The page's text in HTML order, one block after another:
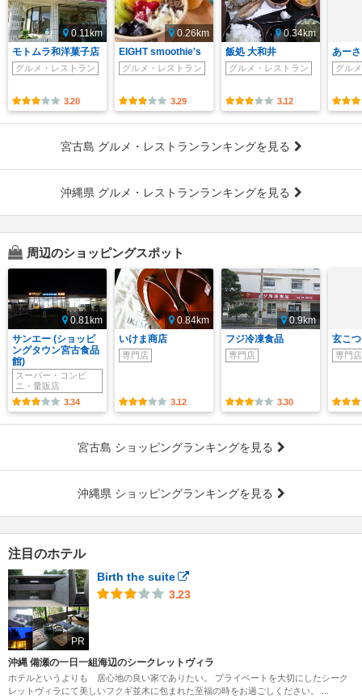
0.11km
モトムラ和洋菓子店
グルメ・レストラン
3.20
0.26km
EIGHT smoothie's
グルメ・レストラン
3.29
0.34km
飯処 大和井
グルメ・レストラン
3.12
あー
グル
宮古島 グルメ・レストランランキングを見る
沖縄県 グルメ・レストランランキングを見る
周辺のショッピングスポット
0.81km
サンエー (ショッピ
ングタウン宮古食品
館)
スーパー・コンビ
ニ・量販店
3.34
0.84km
いけま商店
専門店
3.12
0.9km
フジ冷凍食品
専門店
3.30
玄こ
専門店
宮古島 ショッピングランキングを見る
沖縄県 ショッピングランキングを見る
注目のホテル
PR
Birth the suite
3.23
沖縄 備瀬の一日一組海辺のシークレットヴィラ
ホテルというよりも 居心地の良い家でありたい。 プライベートを大切にしたシーク
レットヴィラにて美しいフクギ並木に包まれた至福の時をお過ごしください。 ...